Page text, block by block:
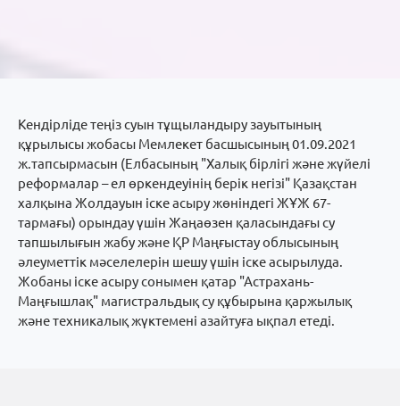
Кендірліде теңіз суын тұщыландыру зауытының
құрылысы жобасы Мемлекет басшысының 01.09.2021
ж.тапсырмасын (Елбасының "Халық бірлігі және жүйелі
реформалар – ел өркендеуінің берік негізі" Қазақстан
халқына Жолдауын іске асыру жөніндегі ЖҰЖ 67-
тармағы) орындау үшін Жаңаөзен қаласындағы су
тапшылығын жабу және ҚР Маңғыстау облысының
әлеуметтік мәселелерін шешу үшін іске асырылуда.
Жобаны іске асыру сонымен қатар "Астрахань-
Маңғышлақ" магистральдық су құбырына қаржылық
және техникалық жүктемені азайтуға ықпал етеді.